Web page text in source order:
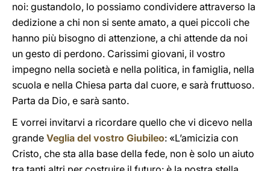
noi: gustandolo, lo possiamo condividere attraverso la
dedizione a chi non si sente amato, a quei piccoli che
hanno più bisogno di attenzione, a chi attende da noi
un gesto di perdono. Carissimi giovani, il vostro
impegno nella società e nella politica, in famiglia, nella
scuola e nella Chiesa parta dal cuore, e sarà fruttuoso.
Parta da Dio, e sarà santo.
E vorrei invitarvi a ricordare quello che vi dicevo nella
grande Veglia del vostro Giubileo: «L’amicizia con
Cristo, che sta alla base della fede, non è solo un aiuto